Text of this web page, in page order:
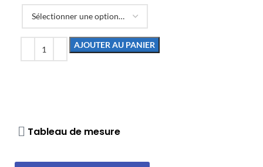
AJOUTER AU PANIER
Tableau de mesure